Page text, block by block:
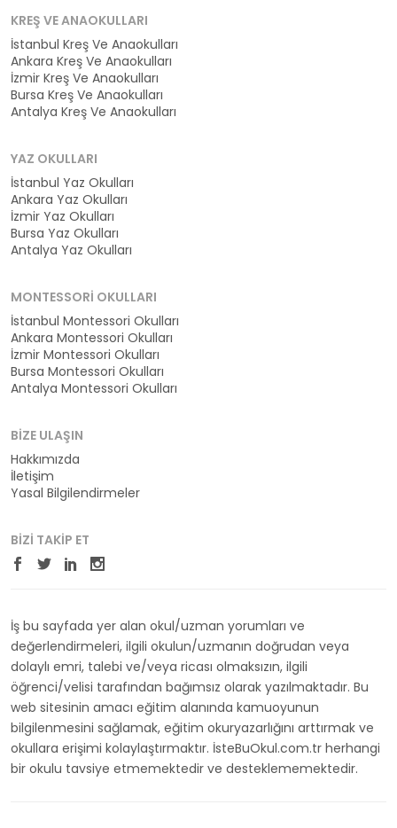
KREŞ VE ANAOKULLARI
İstanbul Kreş Ve Anaokulları
Ankara Kreş Ve Anaokulları
İzmir Kreş Ve Anaokulları
Bursa Kreş Ve Anaokulları
Antalya Kreş Ve Anaokulları
YAZ OKULLARI
İstanbul Yaz Okulları
Ankara Yaz Okulları
İzmir Yaz Okulları
Bursa Yaz Okulları
Antalya Yaz Okulları
MONTESSORI OKULLARI
İstanbul Montessori Okulları
Ankara Montessori Okulları
İzmir Montessori Okulları
Bursa Montessori Okulları
Antalya Montessori Okulları
BIZE ULAŞIN
Hakkımızda
İletişim
Yasal Bilgilendirmeler
BIZI TAKIP ET
İş bu sayfada yer alan okul/uzman yorumları ve
değerlendirmeleri, ilgili okulun/uzmanın doğrudan veya
dolaylı emri, talebi ve/veya ricası olmaksızın, ilgili
öğrenci/velisi tarafından bağımsız olarak yazılmaktadır. Bu
web sitesinin amacı eğitim alanında kamuoyunun
bilgilenmesini sağlamak, eğitim okuryazarlığını arttırmak ve
okullara erişimi kolaylaştırmaktır. İsteBuOkul.com.tr herhangi
bir okulu tavsiye etmemektedir ve desteklememektedir.